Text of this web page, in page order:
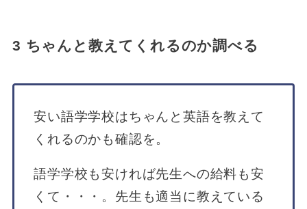
3 ちゃんと教えてくれるのか調べる
安い語学学校はちゃんと英語を教えて
くれるのかも確認を。
語学学校も安ければ先生への給料も安
くて・・・。先生も適当に教えている